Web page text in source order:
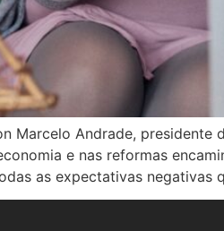
Marcelo Andrade,
e nas reformas
as expectativas negativas